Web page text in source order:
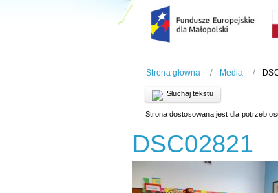
Strona główna Media
Słuchaj tekstu
Strona dostosowana jest dla potrzeb
DSC02821